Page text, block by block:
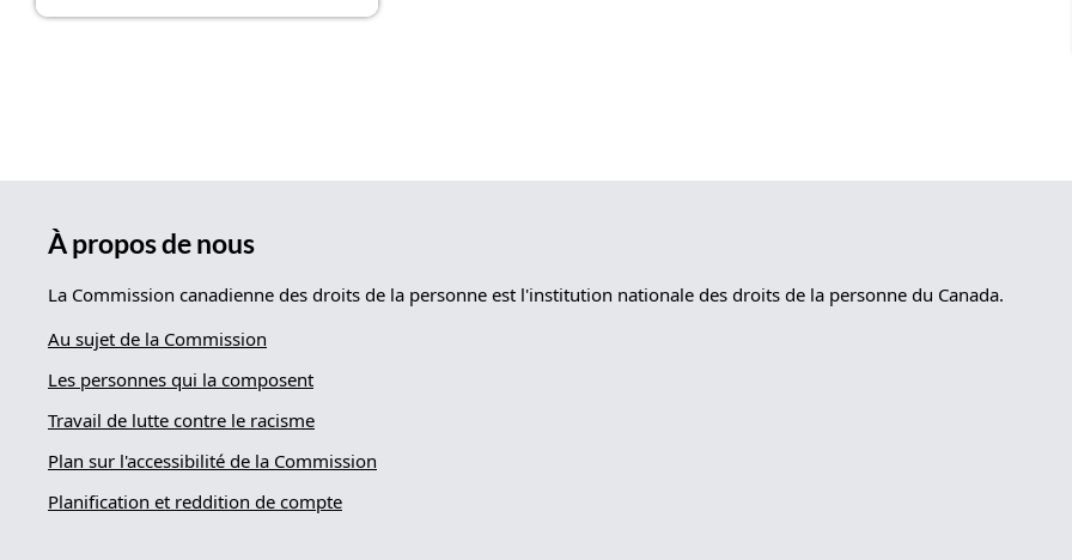
À propos de nous
La Commission canadienne des droits de la personne est l'institution nationale des droits de la personne du Canada.
Au sujet de la Commission
Les personnes qui la composent
Travail de lutte contre le racisme
Plan sur l'accessibilité de la Commission
Planification et reddition de compte